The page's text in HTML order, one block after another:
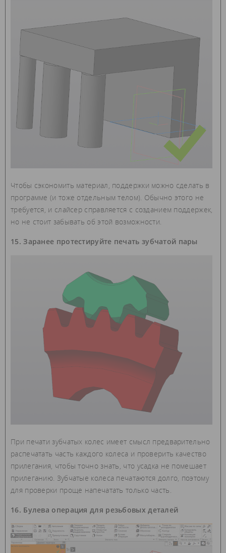
Чтобы сэкономить материал, поддержки можно сделать в
программе (и тоже отдельным телом). Обычно этого не
требуется, и слайсер справляется с созданием поддержек,
но не стоит забывать об этой возможности.
15. Заранее протестируйте печать зубчатой пары
При печати зубчатых колес имеет смысл предварительно
распечатать часть каждого колеса и проверить качество
прилегания, чтобы точно знать, что усадка не помешает
прилеганию. Зубчатые колеса печатаются долго, поэтому
для проверки проще напечатать только часть.
16. Булева операция для резьбовых деталей